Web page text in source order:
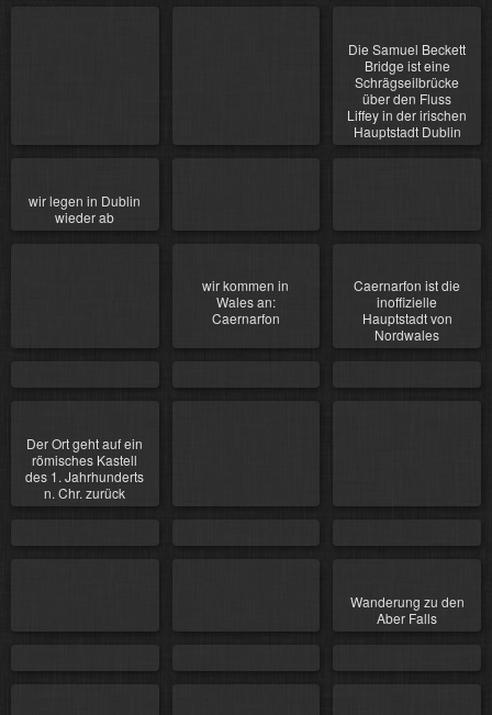
Die Samuel Beckett
Bridge ist eine
Schrägseilbrücke
über den Fluss
Liffey in der irischen
Hauptstadt Dublin
wir legen in Dublin
wieder ab
wir kommen in
Wales an:
Caernarfon
Caernarfon ist die
inoffizielle
Hauptstadt von
Nordwales
Der Ort geht auf ein
römisches Kastell
des 1. Jahrhunderts
n. Chr. zurück
Wanderung zu den
Aber Falls